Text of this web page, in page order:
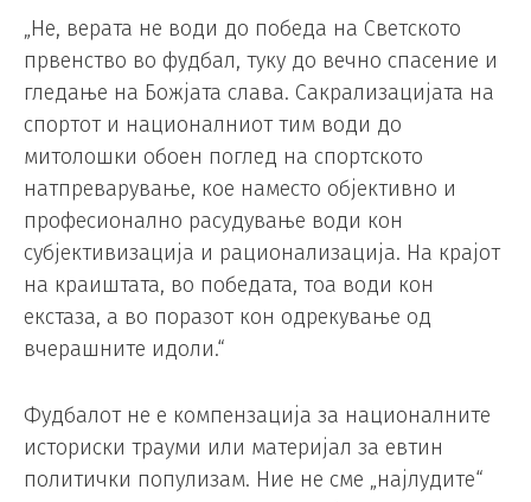
„Не, верата не води до победа на Светското
првенство во фудбал, туку до вечно спасение и
гледање на Божјата слава. Сакрализацијата на
спортот и националниот тим води до
митолошки обоен поглед на спортското
натпреварување, кое наместо објективно и
професионално расудување води кон
субјективизација и рационализација. На крајот
на краиштата, во победата, тоа води кон
екстаза, а во поразот кон одрекување од
вчерашните идоли.“
Фудбалот не е компензација за националните
историски трауми или материјал за евтин
политички популизам. Ние не сме „најлудите“